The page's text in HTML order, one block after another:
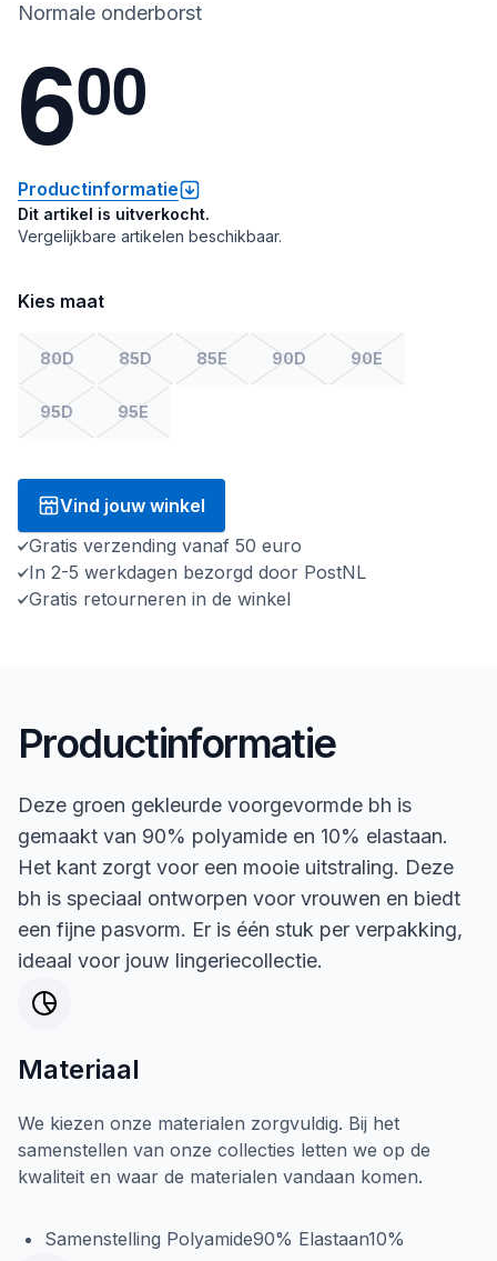
Normale onderborst
600
Productinformatie
Dit artikel is uitverkocht.
Vergelijkbare artikelen beschikbaar.
Kies maat
80D 85D 85E 90D 90E
95D 95E
Vind jouw winkel
Gratis verzending vanaf 50 euro
In 2-5 werkdagen bezorgd door PostNL
Gratis retourneren in de winkel
Productinformatie
Deze groen gekleurde voorgevormde bh is
gemaakt van 90% polyamide en 10% elastaan.
Het kant zorgt voor een mooie uitstraling. Deze
bh is speciaal ontworpen voor vrouwen en biedt
een fijne pasvorm. Er is één stuk per verpakking,
ideaal voor jouw lingeriecollectie.
Materiaal
We kiezen onze materialen zorgvuldig. Bij het
samenstellen van onze collecties letten we op de
kwaliteit en waar de materialen vandaan komen.
Samenstelling Polyamide90% Elastaan10%